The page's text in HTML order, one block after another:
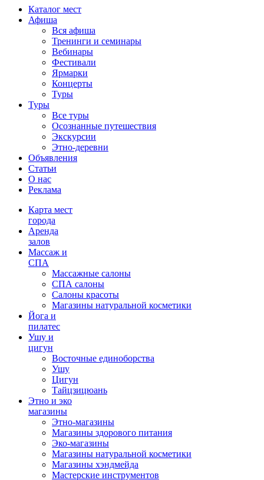
Каталог мест
Афиша
Вся афиша
Тренинги и семинары
Вебинары
Фестивали
Ярмарки
Концерты
Туры
Туры
Все туры
Осознанные путешествия
Экскурсии
Этно-деревни
Объявления
Статьи
О нас
Реклама
Карта мест
города
Аренда
залов
Массаж и
СПА
Массажные салоны
СПА салоны
Салоны красоты
Магазины натуральной косметики
Йога и
пилатес
Ушу и
цигун
Восточные единоборства
Ушу
Цигун
Тайцзицюань
Этно и эко
магазины
Этно-магазины
Магазины здорового питания
Эко-магазины
Магазины натуральной косметики
Магазины хэндмейда
Мастерские инструментов